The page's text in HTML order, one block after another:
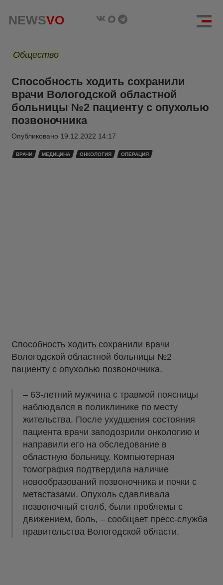
NEWSVO
Общество
Способность ходить сохранили
врачи Вологодской областной
больницы №2 пациенту с опухолью
позвоночника
Опубликовано 19.12.2022 14:17
ВРАЧИ МЕДИЦИНА ОНКОЛОГИЯ ОПЕРАЦИЯ
Способность ходить сохранили врачи
Вологодской областной больницы №2
пациенту с опухолью позвоночника.
– 63-летний мужчина с травмой поясницы
наблюдался в поликлинике по месту
жительства. После ухудшения состояния
пациента врачи заподозрили онкологию и
направили его на обследование в
областную больницу. Компьютерная
томография подтвердила наличие
новообразований позвоночника и почки с
метастазами. Опухоль сдавливала
позвоночный столб, были проблемы с
движением, боль, – сообщает пресс-служба
правительства Вологодской области.